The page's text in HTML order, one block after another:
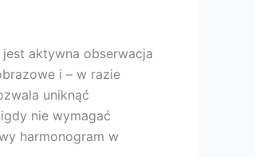
aktywna obserwacja
i – w razie
uniknąć
nie wymagać
harmonogram w